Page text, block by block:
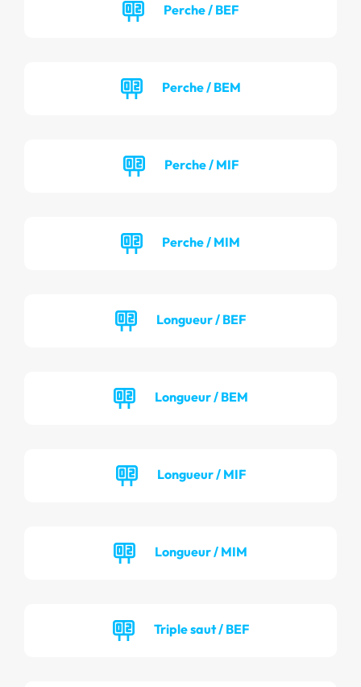
Perche / BEF
Perche / BEM
Perche / MIF
Perche / MIM
Longueur / BEF
Longueur / BEM
Longueur / MIF
Longueur / MIM
Triple saut / BEF